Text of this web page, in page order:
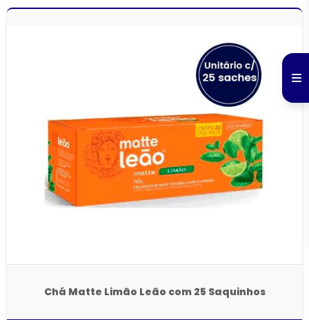
Chá Matte Limão Leão com 25 Saquinhos